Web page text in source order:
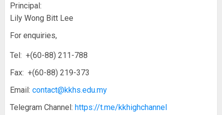
Principal:
Lily Wong Bitt Lee
For enquiries,
Tel: +(60-88) 211-788
Fax: +(60-88) 219-373
Email: contact@kkhs.edu.my
Telegram Channel: https://t.me/kkhighchannel